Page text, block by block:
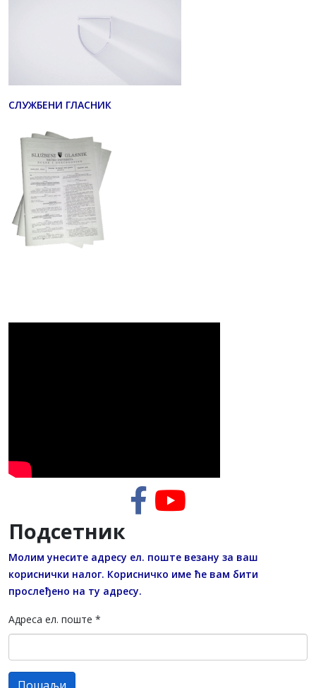
СЛУЖБЕНИ ГЛАСНИК
Подсетник
Молим унесите адресу ел. поште везану за ваш
кориснички налог. Корисничко име ће вам бити
прослеђено на ту адресу.
Адреса ел. поште *